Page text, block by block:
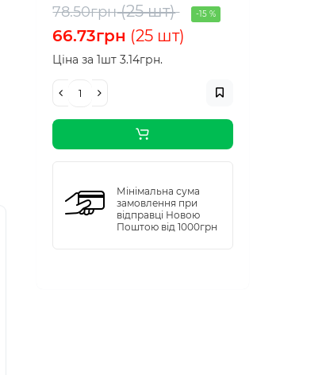
78.50грн(25 шт) -15 %
66.73грн (25 шт)
Ціна за 1шт 3.14грн.
Мінімальна сума
замовлення при
відправці Новою
Поштою від 1000грн